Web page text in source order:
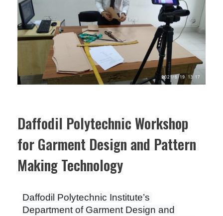
Daffodil Polytechnic Workshop
for Garment Design and Pattern
Making Technology
Daffodil Polytechnic Institute’s
Department of Garment Design and